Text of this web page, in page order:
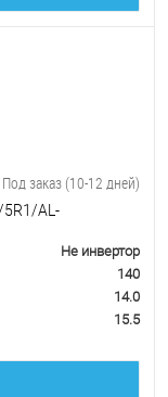
Под заказ (10-12 дней)
5R1/AL-
Не инвертор
140
14.0
15.5